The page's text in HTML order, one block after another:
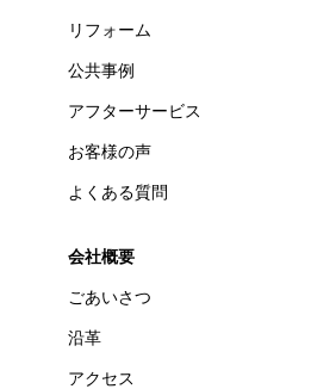
リフォーム
公共事例
アフターサービス
お客様の声
よくある質問
会社概要
ごあいさつ
沿革
アクセス